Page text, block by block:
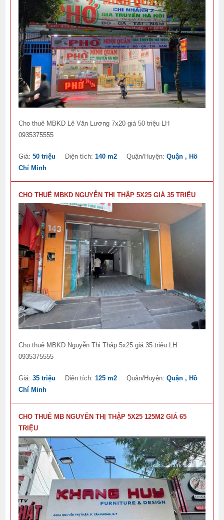
Cho thuê MBKD Lê Văn Lương 7x20 giá 50 triệu LH
0935375555
Giá:50 triệu Diện tích:140 m2 Quận/Huyện:Quận , Hồ
Chí Minh
CHO THUÊ MBKD NGUYỄN THỊ THẬP 5X25 GIÁ 35 TRIỆU
Cho thuê MBKD Nguyễn Thị Thập 5x25 giá 35 triệu LH
0935375555
Giá:35 triệu Diện tích:125 m2 Quận/Huyện:Quận , Hồ
Chí Minh
CHO THUÊ MB NGUYỄN THỊ THẬP 5X25 125M2 GIÁ 65
TRIỆU